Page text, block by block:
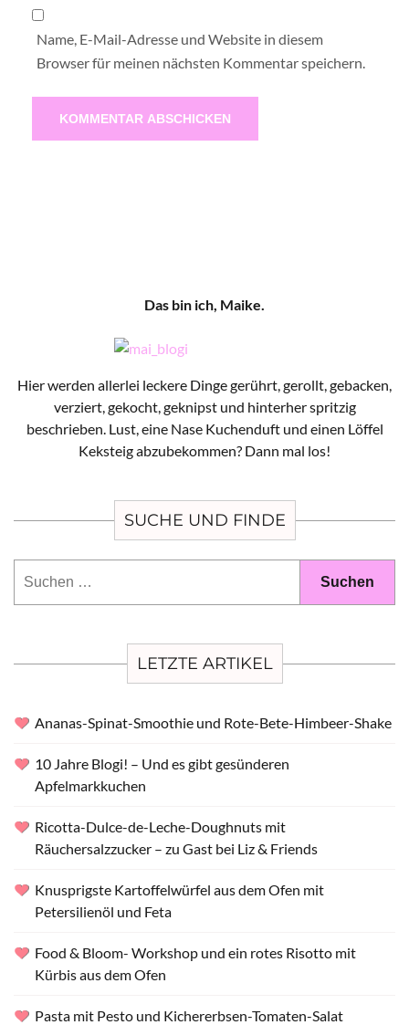
Name, E-Mail-Adresse und Website in diesem
Browser für meinen nächsten Kommentar speichern.
Das bin ich, Maike.
Hier werden allerlei leckere Dinge gerührt, gerollt, gebacken,
verziert, gekocht, geknipst und hinterher spritzig
beschrieben. Lust, eine Nase Kuchenduft und einen Löffel
Keksteig abzubekommen? Dann mal los!
SUCHE UND FINDE
LETZTE ARTIKEL
Ananas-Spinat-Smoothie und Rote-Bete-Himbeer-Shake
10 Jahre Blogi! – Und es gibt gesünderen
Apfelmarkkuchen
Ricotta-Dulce-de-Leche-Doughnuts mit
Räuchersalzzucker – zu Gast bei Liz & Friends
Knusprigste Kartoffelwürfel aus dem Ofen mit
Petersilienöl und Feta
Food & Bloom- Workshop und ein rotes Risotto mit
Kürbis aus dem Ofen
Pasta mit Pesto und Kichererbsen-Tomaten-Salat